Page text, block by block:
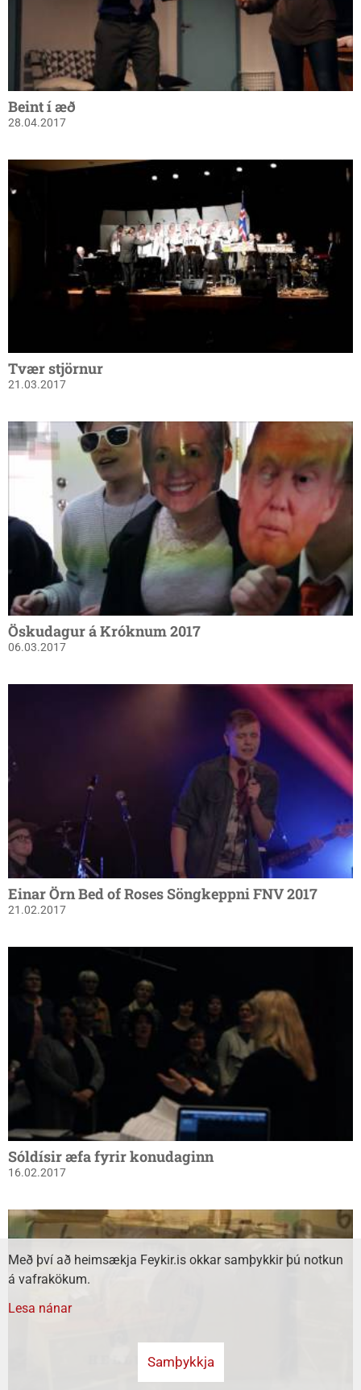
Beint í æð
28.04.2017
Tvær stjörnur
21.03.2017
Öskudagur á Króknum 2017
06.03.2017
Einar Örn Bed of Roses Söngkeppni FNV 2017
21.02.2017
Sóldísir æfa fyrir konudaginn
16.02.2017
Með því að heimsækja Feykir.is okkar samþykkir þú notkun
á vafrakökum.
Lesa nánar
Samþykkja